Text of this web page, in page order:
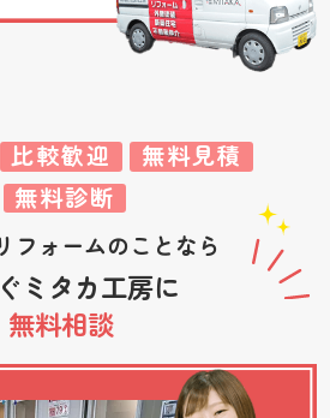
比較歓迎
無料見積
無料診断
フォームのことなら
ミタカ工房に
無料相談